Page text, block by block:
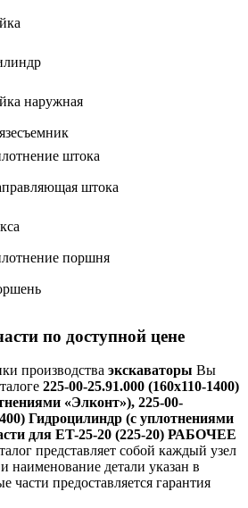
наружная
штока
штока
поршня
по доступной цене
производства экскаваторы Вы
225-00-25.91.000 (160х110-1400)
«Элконт»), 225-00-
Гидроцилиндр (с уплотнениями
для ET-25-20 (225-20) РАБОЧЕЕ
представляет собой каждый узел
наименование детали указан в
части предоставляется гарантия